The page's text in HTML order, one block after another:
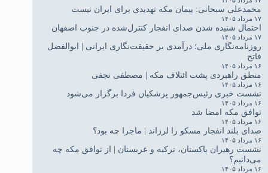
محمدعلی سبحانی: پیمان مکه تهدیدی برای ایران نیست
۱۷ مرداد ۱۴۰۵
احتمال شنیده شدن صدای انفجار کنترل‌شده در جنوب اصفهان
۱۷ مرداد ۱۴۰۵
روزنامه‌نگاری ملی؛ درآمدی بر حقیقت‌نگاری ایرانی | ابوالفضل
فاتح
۱۶ مرداد ۱۴۰۵
منطق راهبردی پشت ائتلاف مکه | مصطفی نجفی
۱۶ مرداد ۱۴۰۵
نشست خبری رئیس‌جمهور پزشکیان فردا برگزار می‌شود
۱۶ مرداد ۱۴۰۵
توافق مکه امضا شد
۱۶ مرداد ۱۴۰۵
صدای بلند انفجار مسکو را لرزاند | ماجرا چه بود؟
۱۶ مرداد ۱۴۰۵
نشست رهبران پاکستان، ترکیه و عربستان | از توافق مکه چه
می‌دانیم؟
۱۶ مرداد ۱۴۰۵